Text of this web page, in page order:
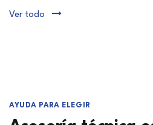
Ver todo
AYUDA PARA ELEGIR